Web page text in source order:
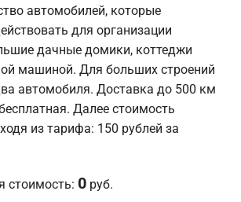
автомобилей, которые
для организации
дачные домики, коттеджи
машиной. Для больших строений
автомобиля. Доставка до 500 км
Далее стоимость
из тарифа: 150 рублей за
стоимость: 0 руб.